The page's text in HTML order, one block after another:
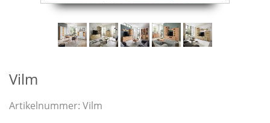
Vilm
Artikelnummer: Vilm